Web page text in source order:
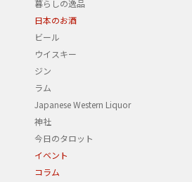
暮らしの逸品
日本のお酒
ビール
ウイスキー
ジン
ラム
Japanese Western Liquor
神社
今日のタロット
イベント
コラム